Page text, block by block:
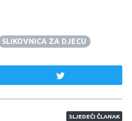
SLIKOVNICA ZA DJECU
SLJEDEĆI ČLANAK